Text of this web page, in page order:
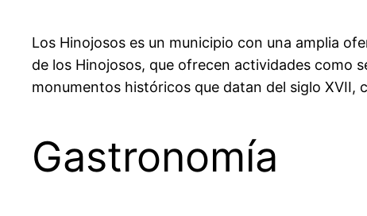
Los Hinojosos es un municipio con una amplia
de los Hinojosos, que ofrecen actividades como
monumentos históricos que datan del siglo XVII,
Gastronomía